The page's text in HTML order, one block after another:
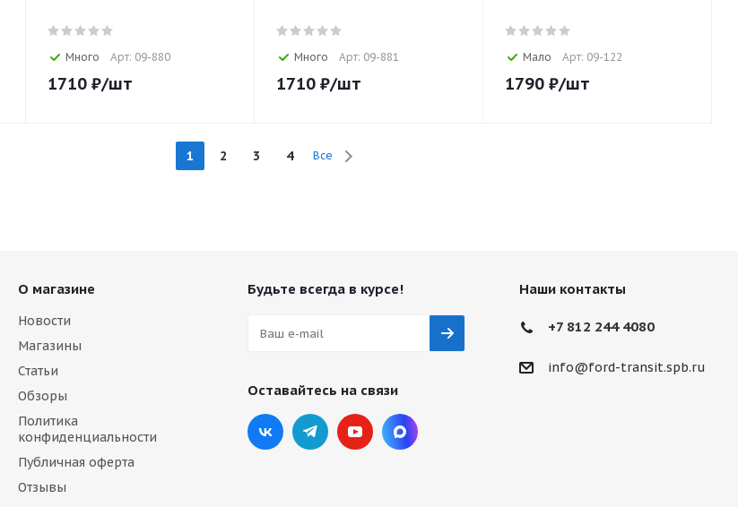
Много Арт: 09-880
1710 ₽/шт
Много Арт: 09-881
1710 ₽/шт
Мало Арт: 09-122
1790 ₽/шт
1 2 3 4 Все
О магазине
Новости
Магазины
Статьи
Обзоры
Политика
конфиденциальности
Публичная оферта
Отзывы
Будьте всегда в курсе!
Оставайтесь на связи
Наши контакты
+7 812 244 4080
info@ford-transit.spb.ru